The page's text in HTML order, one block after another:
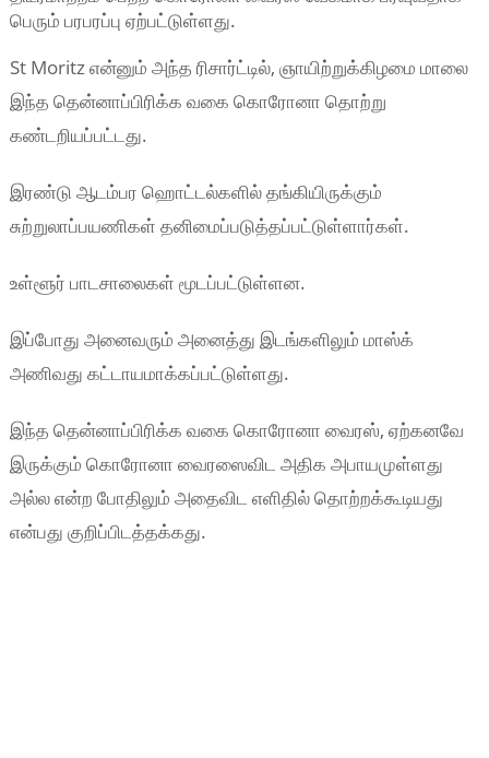
பெரும் பரபரப்பு ஏற்பட்டுள்ளது.
St Moritz என்னும் அந்த ரிசார்ட்டில், ஞாயிற்றுக்கிழமை மாலை
இந்த தென்னாப்பிரிக்க வகை கொரோனா தொற்று
கண்டறியப்பட்டது.
இரண்டு ஆடம்பர ஹொட்டல்களில் தங்கியிருக்கும்
சுற்றுலாப்பயணிகள் தனிமைப்படுத்தப்பட்டுள்ளார்கள்.
உள்ளூர் பாடசாலைகள் மூடப்பட்டுள்ளன.
இப்போது அனைவரும் அனைத்து இடங்களிலும் மாஸ்க்
அணிவது கட்டாயமாக்கப்பட்டுள்ளது.
இந்த தென்னாப்பிரிக்க வகை கொரோனா வைரஸ், ஏற்கனவே
இருக்கும் கொரோனா வைரஸைவிட அதிக அபாயமுள்ளது
அல்ல என்ற போதிலும் அதைவிட எளிதில் தொற்றக்கூடியது
என்பது குறிப்பிடத்தக்கது.